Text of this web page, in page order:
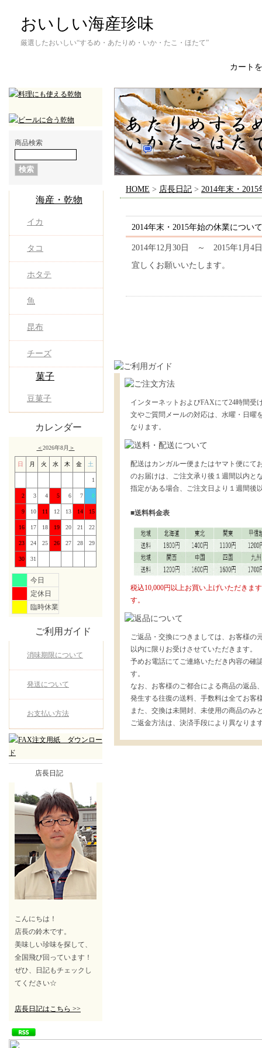
おいしい海産珍味
厳選したおいしい“するめ・あたりめ・いか・たこ・ほたて”
カート
商品検索
海産・乾物
イカ
タコ
ホタテ
魚
昆布
チーズ
菓子
豆菓子
カレンダー
＜2026年8月 ＞
日 月 火 水 木 金 土
1
2 3 4 5 6 7 8
9 10 11 12 13 14 15
16 17 18 19 20 21 22
23 24 25 26 27 28 29
30 31
今日
定休日
臨時休業
ご利用ガイド
消味期限について
発送について
お支払い方法
店長日記
こんにちは！
店長の鈴木です。
美味しい珍味を探して、
全国飛び回っています！
ぜひ、日記もチェックし
てください☆
店長日記はこちら >>
HOME > 店長日記 > 2014年末・
2014年末・2015年始の休業について
2014年12月30日 ～ 2015年1月4
宜しくお願いいたします。
インターネットおよびFAXにて24時間受
文やご質問メールの対応は、水曜・日曜
なります。
配送はカンガルー便またはヤマト便にて
のお届けは、ご注文承り後１週間以内と
指定がある場合、ご注文日より１週間後
■送料料金表
税込10,000円以上お買い上げいただきま
す。
ご返品・交換につきましては、お客様の
以内に限りお受けさせていただきます。
予めお電話にてご連絡いただき内容の確
す。
なお、お客様のご都合による商品の返品
発生する往復の送料、手数料は全てお客
また、交換は未開封、未使用の商品のみ
ご返金方法は、決済手段により異なりま